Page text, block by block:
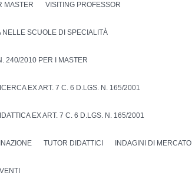
MASTER VISITING PROFESSOR
NELLE SCUOLE DI SPECIALITÀ
240/2010 PER I MASTER
EX ART. 7 C. 6 D.LGS. N. 165/2001
EX ART. 7 C. 6 D.LGS. N. 165/2001
TUTOR DIDATTICI INDAGINI DI MERCATO